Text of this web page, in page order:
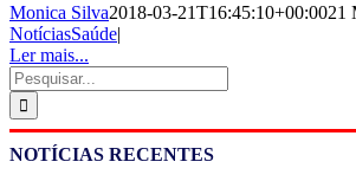
Monica Silva2018-03-21T16:45:10+00:0021
NotíciasSaúde|
Ler mais...
Pesquisar
NOTÍCIAS RECENTES